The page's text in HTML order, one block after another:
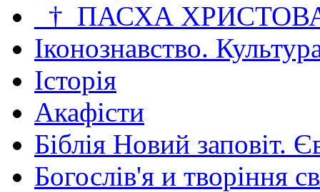
_†_ПАСХА
Іконознавство.
Історія
Акафісти
Біблія Новий заповіт.
Богослів'я и творіння